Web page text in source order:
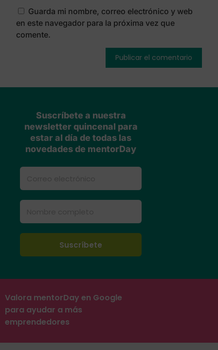
Guarda mi nombre, correo electrónico y web
en este navegador para la próxima vez que
comente.
Suscríbete a nuestra
newsletter quincenal para
estar al día de todas las
novedades de mentorDay
Valora mentorDay en Google
para ayudar a más
emprendedores